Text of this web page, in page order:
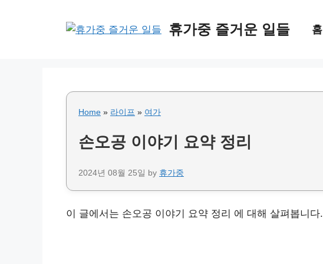
휴가중 즐거운 일들 홈
Home » 라이프 » 여가
손오공 이야기 요약 정리
2024년 08월 25일 by 휴가중
이 글에서는 손오공 이야기 요약 정리 에 대해 살펴봅니다.